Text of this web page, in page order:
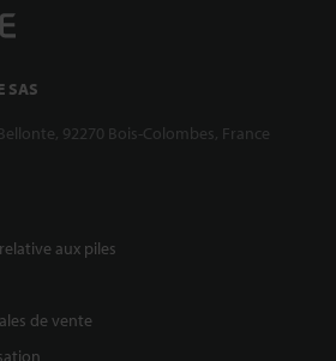
SAS
92270 Bois-Colombes, France
aux piles
de vente